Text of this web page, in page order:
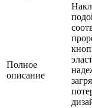
Полное
описание